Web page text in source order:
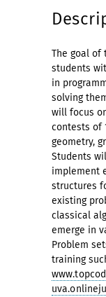
The goal
students
in
solving
will focus
contests of
geometry,
Students
implement
structures
existing
classical
emerge in
Problem
training